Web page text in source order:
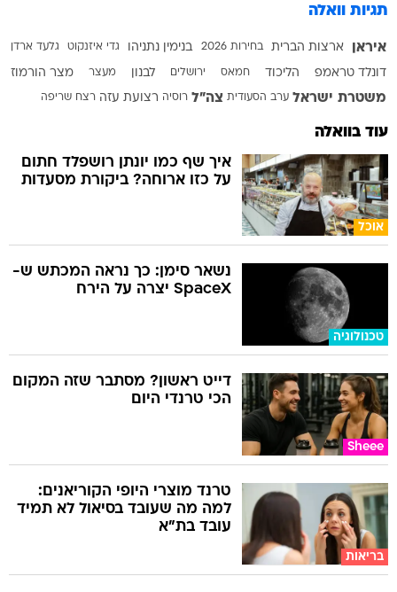
תגיות וואלה
איראן ארצות הברית בחירות 2026 בנימין נתניהו גדי איזנקוט גלעד ארדן
דונלד טראמפ הליכוד חמאס ירושלים לבנון מעצר מצר הורמוז
משטרת ישראל ערב הסעודית צה"ל רוסיה רצועת עזה רצח שריפה
עוד בוואלה
אוכל
איך שף כמו יונתן רושפלד חתום
על כזו ארוחה? ביקורת מסעדות
טכנולוגיה
נשאר סימן: כך נראה המכתש ש-
SpaceX יצרה על הירח
Sheee
דייט ראשון? מסתבר שזה המקום
הכי טרנדי היום
בריאות
טרנד מוצרי היופי הקוריאנים:
למה מה שעובד בסיאול לא תמיד
עובד בת"א